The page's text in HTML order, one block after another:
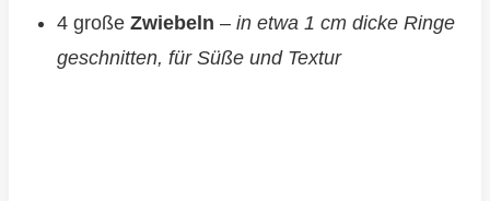
4 große Zwiebeln – in etwa 1 cm dicke Ringe
geschnitten, für Süße und Textur